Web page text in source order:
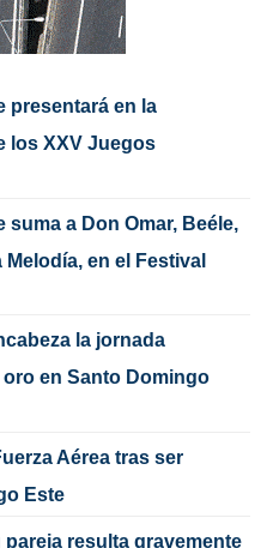
presentará en la
los XXV Juegos
suma a Don Omar, Beéle,
en el Festival
la jornada
en Santo Domingo
Aérea tras ser
Este
pareja resulta gravemente